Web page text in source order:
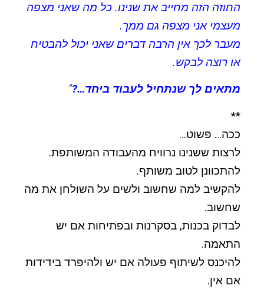
החוזה הזה מחייב את שנינו. כל מה שאני מצפה
מעצמי אני מצפה גם ממך.
מעבר לכך אין הרבה דברים שאני יכול להבטיח
או רוצה לבקש.
מתאים לך שנתחיל לעבוד ביחד…?"
**
ככה… פשוט…
לרצות ששנינו נרוויח מהעבודה המשותפת.
להתכוונן לטוב משותף.
להקשיב למה שחשוב ולשים על השולחן את מה
שחשוב.
לבדוק בכנות, בסקרנות ובפתיחות אם יש
התאמה.
להיכנס לשיתוף פעולה אם יש ולהיפרד בידידות
אם אין.